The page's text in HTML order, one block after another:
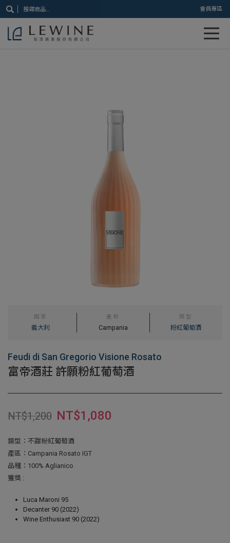
會員專區
國家
義大利
產地
Campania
類型
粉紅葡萄酒
Feudi di San Gregorio Visione Rosato
富帝酒莊 許願粉紅葡萄酒
NT$1,200 NT$1,080
類型：不甜粉紅葡萄酒
產區：Campania Rosato IGT
品種：100% Aglianico
獲獎 :
Luca Maroni 95
Decanter 90 (2022)
Wine Enthusiast 90 (2022)